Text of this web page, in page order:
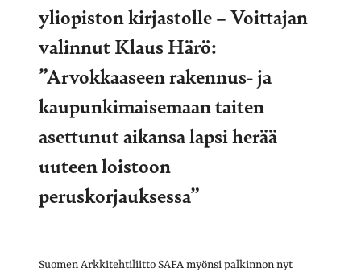
yliopiston kirjastolle – Voittajan
valinnut Klaus Härö:
”Arvokkaaseen rakennus- ja
kaupunkimaisemaan taiten
asettunut aikansa lapsi herää
uuteen loistoon
peruskorjauksessa”
Suomen Arkkitehtiliitto SAFA myönsi palkinnon nyt